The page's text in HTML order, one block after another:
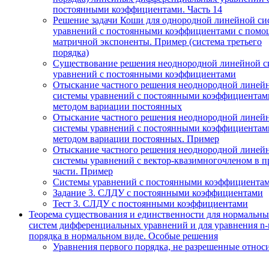
постоянными коэффициентами. Часть 14
Решение задачи Коши для однородной линейной
уравнений с постоянными коэффициентами с
матричной экспоненты. Пример (система третьего
порядка)
Существование решения неоднородной линейной
уравнений с постоянными коэффициентами
Отыскание частного решения неоднородной
системы уравнений с постоянными
методом вариации постоянных
Отыскание частного решения неоднородной
системы уравнений с постоянными
методом вариации постоянных. Пример
Отыскание частного решения неоднородной
системы уравнений с вектор-квазимногочленом в
части. Пример
Системы уравнений с постоянными
Задание 3. СЛДУ с постоянными коэффициентами
Тест 3. СЛДУ с постоянными коэффициентами
Теорема существования и единственности для
систем дифференциальных уравнений и для уравнения n-
порядка в нормальном виде. Особые решения
Уравнения первого порядка, не разрешенные